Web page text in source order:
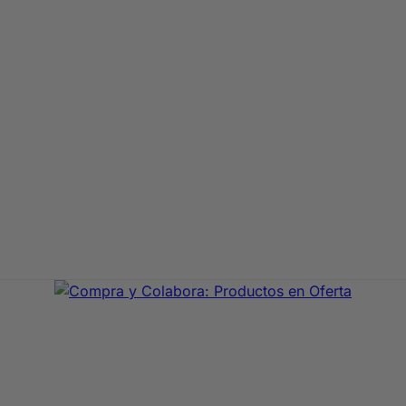
de primeras marcas. En Compra y Colabora